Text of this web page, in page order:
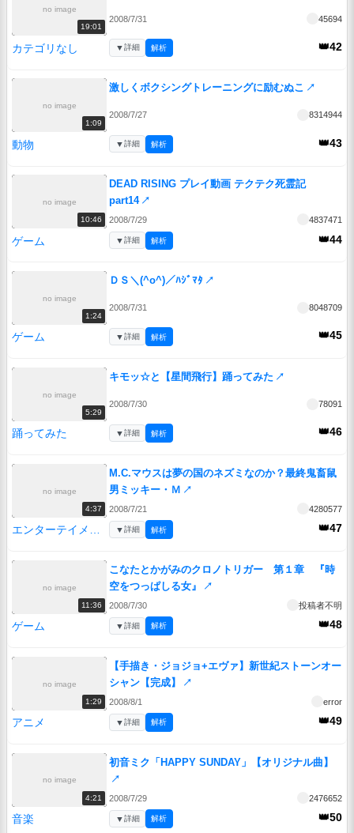
no image
19:01
2008/7/31 45694
カテゴリなし 👑42
▼詳細 解析
no image
1:09
激しくボクシングトレーニングに励むぬこ ↗
2008/7/27 8314944
動物 👑43
▼詳細 解析
no image
10:46
DEAD RISING プレイ動画 テクテク死霊記
part14 ↗
2008/7/29 4837471
ゲーム 👑44
▼詳細 解析
no image
1:24
ＤＳ＼(^o^)／ﾊｼﾞﾏﾀ ↗
2008/7/31 8048709
ゲーム 👑45
▼詳細 解析
no image
5:29
キモッ☆と【星間飛行】踊ってみた ↗
2008/7/30 78091
踊ってみた 👑46
▼詳細 解析
no image
4:37
M.C.マウスは夢の国のネズミなのか？最終鬼畜鼠
男ミッキー・Ｍ ↗
2008/7/21 4280577
エンターテイメント 👑47
▼詳細 解析
no image
11:36
こなたとかがみのクロノトリガー 第１章 『時
空をつっぱしる女』
↗
2008/7/30 投稿者不明
ゲーム 👑48
▼詳細 解析
no image
1:29
【手描き・ジョジョ+エヴァ】新世紀ストーンオー
シャン【完成】
↗
2008/8/1 error
アニメ 👑49
▼詳細 解析
no image
4:21
初音ミク「HAPPY SUNDAY」【オリジナル曲】
↗
2008/7/29 2476652
音楽 👑50
▼詳細 解析